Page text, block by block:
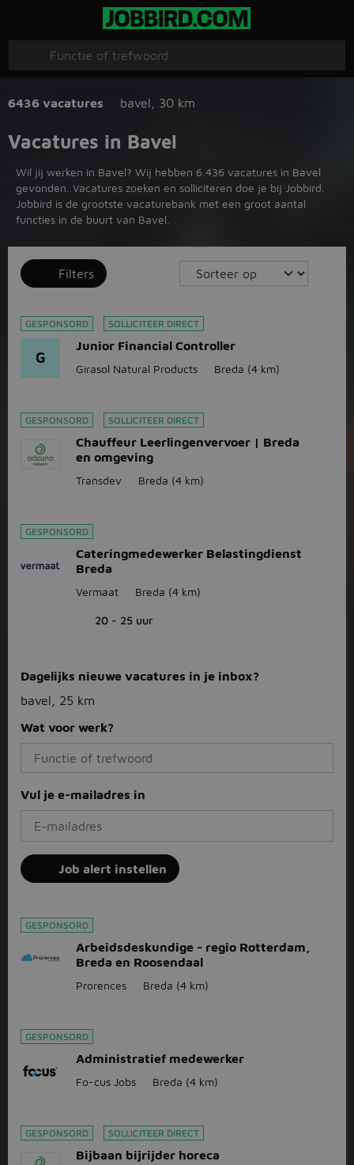
6436 vacatures bavel 30 km
Vacatures in Bavel
Wil jij werken in Bavel? Wij hebben 6.436 vacatures in Bavel
gevonden. Vacatures zoeken en solliciteren doe je bij Jobbird.
Jobbird is de grootste vacaturebank met een groot aantal
functies in de buurt van Bavel.
Filters
GESPONSORD SOLLICITEER DIRECT
G
Junior Financial Controller
Girasol Natural Products Breda (4 km)
GESPONSORD SOLLICITEER DIRECT
Chauffeur Leerlingenvervoer | Breda
en omgeving
Transdev Breda (4 km)
GESPONSORD
Cateringmedewerker Belastingdienst
Breda
Vermaat Breda (4 km)
20 - 25 uur
Dagelijks nieuwe vacatures in je inbox?
bavel, 25 km
Wat voor werk?
Vul je e-mailadres in
Job alert instellen
GESPONSORD
Arbeidsdeskundige - regio Rotterdam,
Breda en Roosendaal
Prorences Breda (4 km)
GESPONSORD
Administratief medewerker
Fo-cus Jobs Breda (4 km)
GESPONSORD SOLLICITEER DIRECT
Bijbaan bijrijder horeca